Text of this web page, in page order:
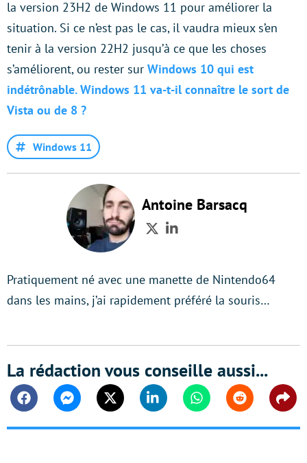
la version 23H2 de Windows 11 pour améliorer la
situation. Si ce n’est pas le cas, il vaudra mieux s’en
tenir à la version 22H2 jusqu’à ce que les choses
s’améliorent, ou rester sur Windows 10 qui est
indétrônable. Windows 11 va-t-il connaître le sort de
Vista ou de 8 ?
Windows 11
Antoine Barsacq
TwitterLinkedIn
Pratiquement né avec une manette de Nintendo64
dans les mains, j’ai rapidement préféré la souris…
La rédaction vous conseille aussi...
FacebookMessengerTwitter Linkedin WhatsappReddit